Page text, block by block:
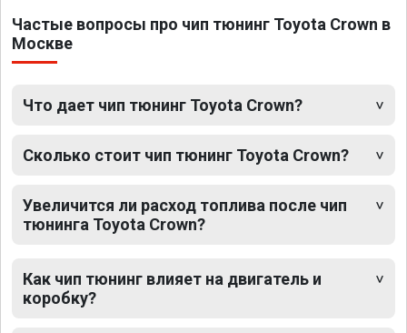
Частые вопросы про чип тюнинг Toyota Crown в
Москве
Что дает чип тюнинг Toyota Crown?
Сколько стоит чип тюнинг Toyota Crown?
Увеличится ли расход топлива после чип
тюнинга Toyota Crown?
Как чип тюнинг влияет на двигатель и
коробку?